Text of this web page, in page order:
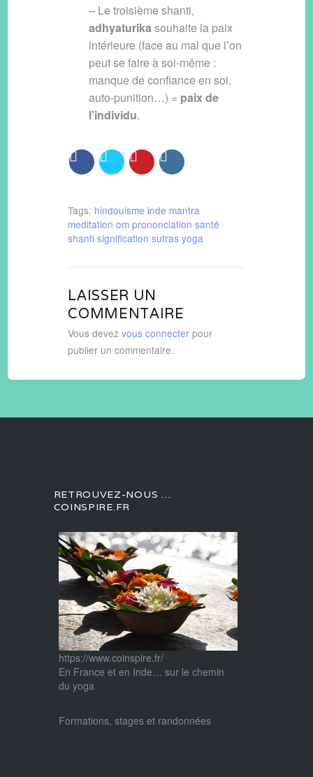
– Le troisième shanti,
adhyaturika souhaite la paix
intérieure (face au mal que l’on
peut se faire à soi-même :
manque de confiance en soi,
auto-punition…) = paix de
l’individu.
Tags: hindouisme inde mantra
meditation om prononciation santé
shanti signification sutras yoga
LAISSER UN
COMMENTAIRE
Vous devezvous connecter pour
publier un commentaire.
RETROUVEZ-NOUS …
COINSPIRE.FR
https://www.coinspire.fr/
En France et en Inde… sur le chemin
du yoga
Formations, stages et randonnées